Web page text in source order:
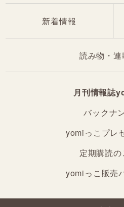
新着情報
読み物・連
月刊情報誌
バックナ
yomiっこプレ
定期購読の
yomiっこ販売